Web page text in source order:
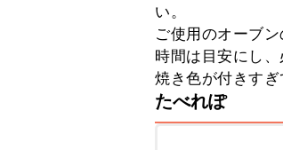
い。
ご使用のオーブ
時間は目安にし、
焼き色が付きすぎ
たべれぽ